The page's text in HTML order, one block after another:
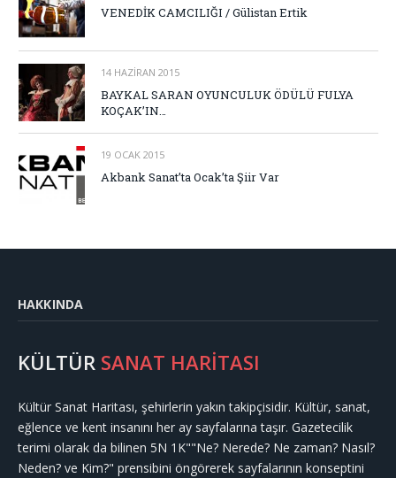
VENEDİK CAMCILIĞI / Gülistan Ertik
14 HAZIRAN 2015
BAYKAL SARAN OYUNCULUK ÖDÜLÜ FULYA
KOÇAK’IN…
19 OCAK 2015
Akbank Sanat’ta Ocak’ta Şiir Var
HAKKINDA
KÜLTÜR SANAT HARİTASI
Kültür Sanat Haritası, şehirlerin yakın takipçisidir. Kültür, sanat,
eğlence ve kent insanını her ay sayfalarına taşır. Gazetecilik
terimi olarak da bilinen 5N 1K""Ne? Nerede? Ne zaman? Nasıl?
Neden? ve Kim?" prensibini öngörerek sayfalarının konseptini